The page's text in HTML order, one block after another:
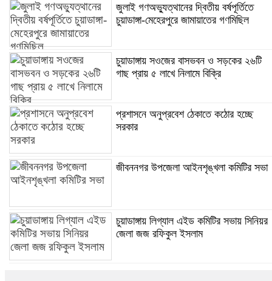
জুলাই গণঅভ্যুত্থানের দ্বিতীয় বর্ষপূর্তিতে
চুয়াডাঙ্গা-মেহেরপুরে জামায়াতের গণমিছিল
চুয়াডাঙ্গায় সওজের বাসভবন ও সড়কের ২৬টি
গাছ প্রায় ৫ লাখে নিলামে বিক্রি
প্রশাসনে অনুপ্রবেশ ঠেকাতে কঠোর হচ্ছে
সরকার
জীবননগর উপজেলা আইনশৃঙ্খলা কমিটির সভা
চুয়াডাঙ্গায় লিগ্যাল এইড কমিটির সভায় সিনিয়র
জেলা জজ রফিকুল ইসলাম